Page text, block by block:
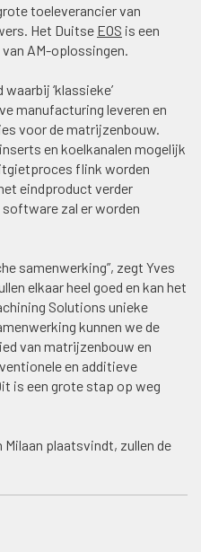
toeleverancier van
Het Duitse EOS is een
AM-oplossingen.
‘klassieke’
manufacturing leveren en
voor de matrijzenbouw.
en koelkanalen mogelijk
flink worden
eindproduct verder
zal er worden
samenwerking”, zegt Yves
elkaar heel goed en kan het
Solutions unieke
kunnen we de
van matrijzenbouw en
en additieve
is een grote stap op weg
plaatsvindt, zullen de